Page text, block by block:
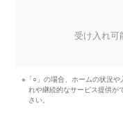
受け入れ可
※「○」の場合、ホームの状況や
れや継続的なサービス提供が
さい。